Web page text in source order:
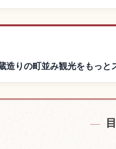
造りの町並み観光をもっと